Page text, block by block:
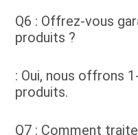
Q6 : Offrez-vous
produits ?
: Oui, nous offrons
produits.
Q7 : Comment